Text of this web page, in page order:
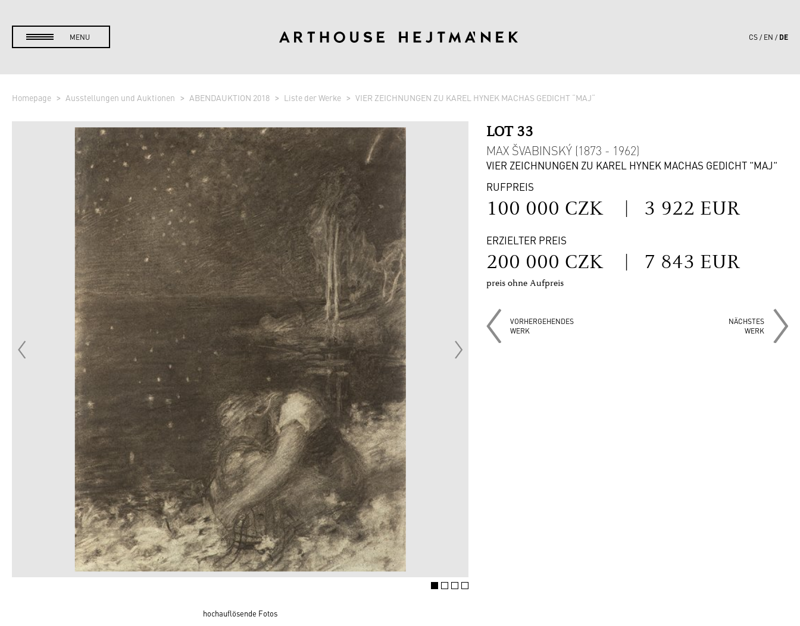
MENU CS EN DE
Homepage Ausstellungen und Auktionen ABENDAUKTION 2018 Liste der Werke VIER ZEICHNUNGEN ZU KAREL HYNEK MACHAS GEDICHT “MAJ“
hochauflösende Fotos
LOT 33
MAX ŠVABINSKÝ (1873 - 1962)
VIER ZEICHNUNGEN ZU KAREL HYNEK MACHAS GEDICHT “MAJ“
RUFPREIS
100 000 CZK 3 922 EUR
ERZIELTER PREIS
200 000 CZK | 7 843 EUR
preis ohne Aufpreis
VORHERGEHENDES
WERK
NÄCHSTES
WERK